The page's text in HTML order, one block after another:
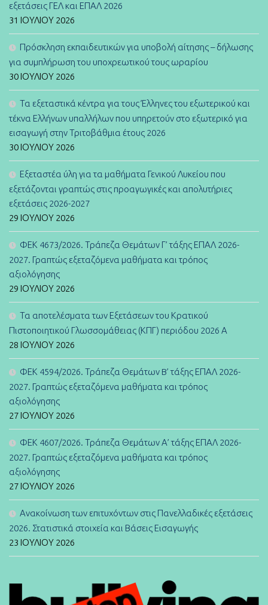
εξετάσεις ΓΕΛ και ΕΠΑΛ 2026
31 ΙΟΥΛΊΟΥ 2026
Πρόσκληση εκπαιδευτικών για υποβολή αίτησης – δήλωσης
για συμπλήρωση του υποχρεωτικού τους ωραρίου
30 ΙΟΥΛΊΟΥ 2026
Τα εξεταστικά κέντρα για τους Έλληνες του εξωτερικού και
τέκνα Ελλήνων υπαλλήλων που υπηρετούν στο εξωτερικό για
εισαγωγή στην Τριτοβάθμια έτους 2026
30 ΙΟΥΛΊΟΥ 2026
Εξεταστέα ύλη για τα μαθήματα Γενικού Λυκείου που
εξετάζονται γραπτώς στις προαγωγικές και απολυτήριες
εξετάσεις 2026-2027
29 ΙΟΥΛΊΟΥ 2026
ΦΕΚ 4673/2026. Τράπεζα Θεμάτων Γ’ τάξης ΕΠΑΛ 2026-
2027. Γραπτώς εξεταζόμενα μαθήματα και τρόπος
αξιολόγησης
29 ΙΟΥΛΊΟΥ 2026
Τα αποτελέσματα των Εξετάσεων του Κρατικού
Πιστοποιητικού Γλωσσομάθειας (ΚΠΓ) περιόδου 2026 Α
28 ΙΟΥΛΊΟΥ 2026
ΦΕΚ 4594/2026. Τράπεζα Θεμάτων B’ τάξης ΕΠΑΛ 2026-
2027. Γραπτώς εξεταζόμενα μαθήματα και τρόπος
αξιολόγησης
27 ΙΟΥΛΊΟΥ 2026
ΦΕΚ 4607/2026. Τράπεζα Θεμάτων Α’ τάξης ΕΠΑΛ 2026-
2027. Γραπτώς εξεταζόμενα μαθήματα και τρόπος
αξιολόγησης
27 ΙΟΥΛΊΟΥ 2026
Ανακοίνωση των επιτυχόντων στις Πανελλαδικές εξετάσεις
2026. Στατιστικά στοιχεία και Βάσεις Εισαγωγής
23 ΙΟΥΛΊΟΥ 2026